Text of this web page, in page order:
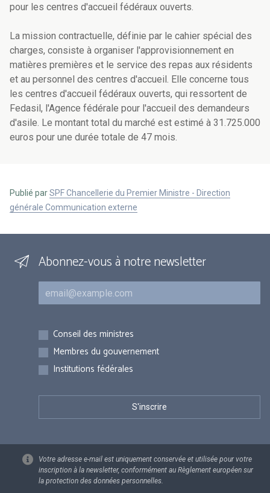
pour les centres d'accueil fédéraux ouverts.
La mission contractuelle, définie par le cahier spécial des
charges, consiste à organiser l'approvisionnement en
matières premières et le service des repas aux résidents
et au personnel des centres d'accueil. Elle concerne tous
les centres d'accueil fédéraux ouverts, qui ressortent de
Fedasil, l'Agence fédérale pour l'accueil des demandeurs
d'asile. Le montant total du marché est estimé à 31.725.000
euros pour une durée totale de 47 mois.
Publié parSPF Chancellerie du Premier Ministre - Direction
générale Communication externe
Abonnez-vous à notre newsletter
Courriel
Inscriptions
Conseil des ministres
Membres du gouvernement
Institutions fédérales
Votre adresse e-mail est uniquement conservée et utilisée pour votre
inscription à la newsletter, conformément au Règlement européen sur
la protection des données personnelles.